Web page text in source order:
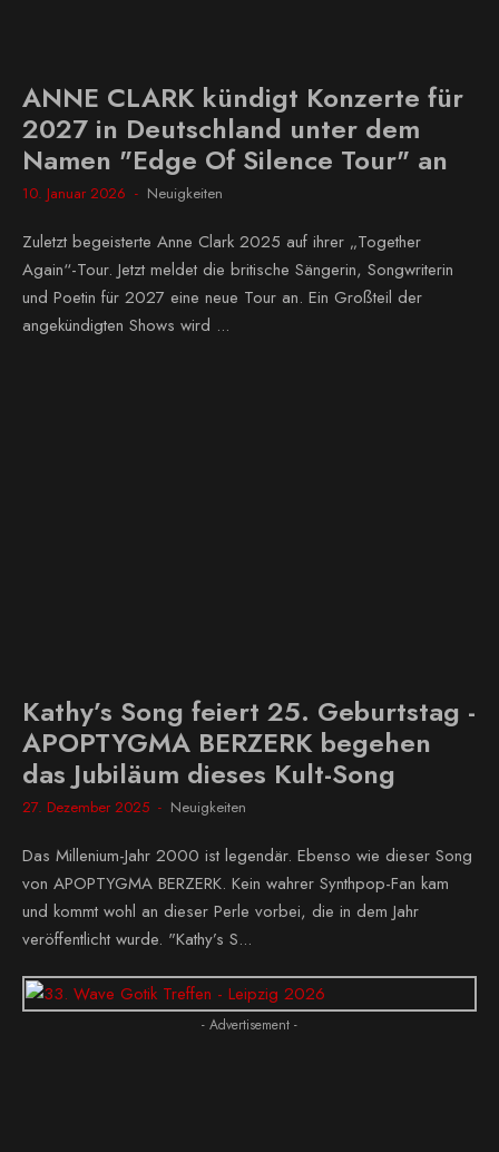
ANNE CLARK kündigt Konzerte für
2027 in Deutschland unter dem
Namen "Edge Of Silence Tour" an
10. Januar 2026 Neuigkeiten
Zuletzt begeisterte Anne Clark 2025 auf ihrer „Together
Again“-Tour. Jetzt meldet die britische Sängerin, Songwriterin
und Poetin für 2027 eine neue Tour an. Ein Großteil der
angekündigten Shows wird ...
Kathy’s Song feiert 25. Geburtstag -
APOPTYGMA BERZERK begehen
das Jubiläum dieses Kult-Song
27. Dezember 2025 Neuigkeiten
Das Millenium-Jahr 2000 ist legendär. Ebenso wie dieser Song
von APOPTYGMA BERZERK. Kein wahrer Synthpop-Fan kam
und kommt wohl an dieser Perle vorbei, die in dem Jahr
veröffentlicht wurde. "Kathy’s S...
- Advertisement -